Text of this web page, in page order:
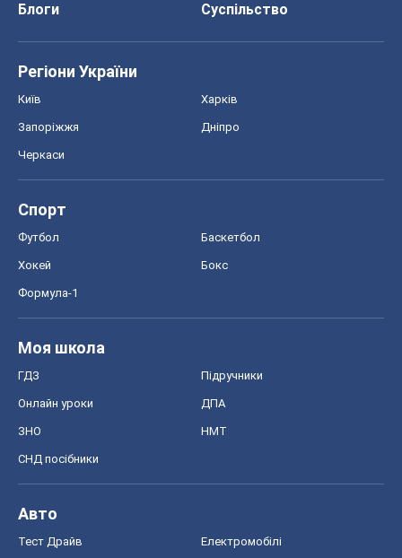
Блоги
Суспільство
Регіони України
Київ Харків
Запоріжжя Дніпро
Черкаси
Спорт
Футбол Баскетбол
Хокей Бокс
Формула-1
Моя школа
ГДЗ Підручники
Онлайн уроки ДПА
ЗНО НМТ
СНД посібники
Авто
Тест Драйв Електромобілі